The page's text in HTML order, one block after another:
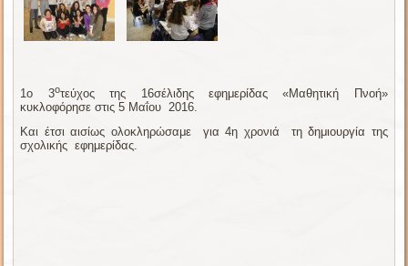
1o 3οτεύχος της 16σέλιδης εφημερίδας «Μαθητική Πνοή»
κυκλοφόρησε στις 5 Μαΐου 2016.
Και έτσι αισίως ολοκληρώσαμε για 4η χρονιά τη δημιουργία της
σχολικής εφημερίδας.